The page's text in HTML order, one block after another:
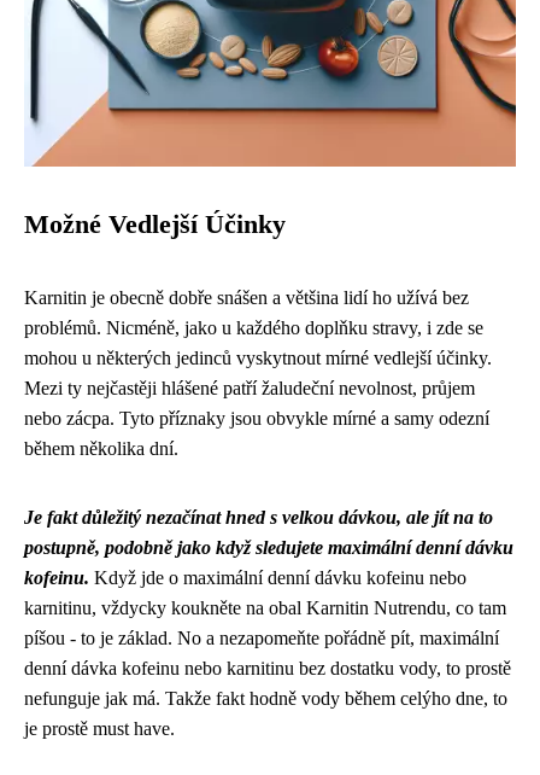
Možné Vedlejší Účinky
Karnitin je obecně dobře snášen a většina lidí ho užívá bez
problémů. Nicméně, jako u každého doplňku stravy, i zde se
mohou u některých jedinců vyskytnout mírné vedlejší účinky.
Mezi ty nejčastěji hlášené patří žaludeční nevolnost, průjem
nebo zácpa. Tyto příznaky jsou obvykle mírné a samy odezní
během několika dní.
Je fakt důležitý nezačínat hned s velkou dávkou, ale jít na to
postupně, podobně jako když sledujete maximální denní dávku
kofeinu. Když jde o maximální denní dávku kofeinu nebo
karnitinu, vždycky koukněte na obal Karnitin Nutrendu, co tam
píšou - to je základ. No a nezapomeňte pořádně pít, maximální
denní dávka kofeinu nebo karnitinu bez dostatku vody, to prostě
nefunguje jak má. Takže fakt hodně vody během celýho dne, to
je prostě must have.